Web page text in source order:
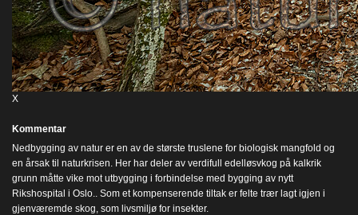
X
Kommentar
Nedbygging av natur er en av de største truslene for biologisk mangfold og
en årsak til naturkrisen. Her har deler av verdifull edelløsvkog på kalkrik
grunn måtte vike mot utbygging i forbindelse med bygging av nytt
Rikshospital i Oslo.. Som et kompenserende tiltak er felte trær lagt igjen i
gjenværemde skog, som livsmiljø for insekter.